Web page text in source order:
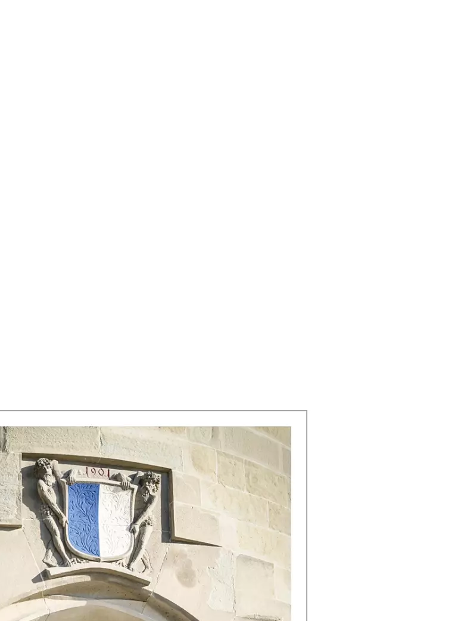
10+
Buch (Softcover): Belletristik
Nölliturm
Kriminalroman
Produkt bewerten
Patrick Greiner
Verlag:
Emons Verlag
Unsere-Artikel-Nr.:5RVGG4K
EAN:9783740820527